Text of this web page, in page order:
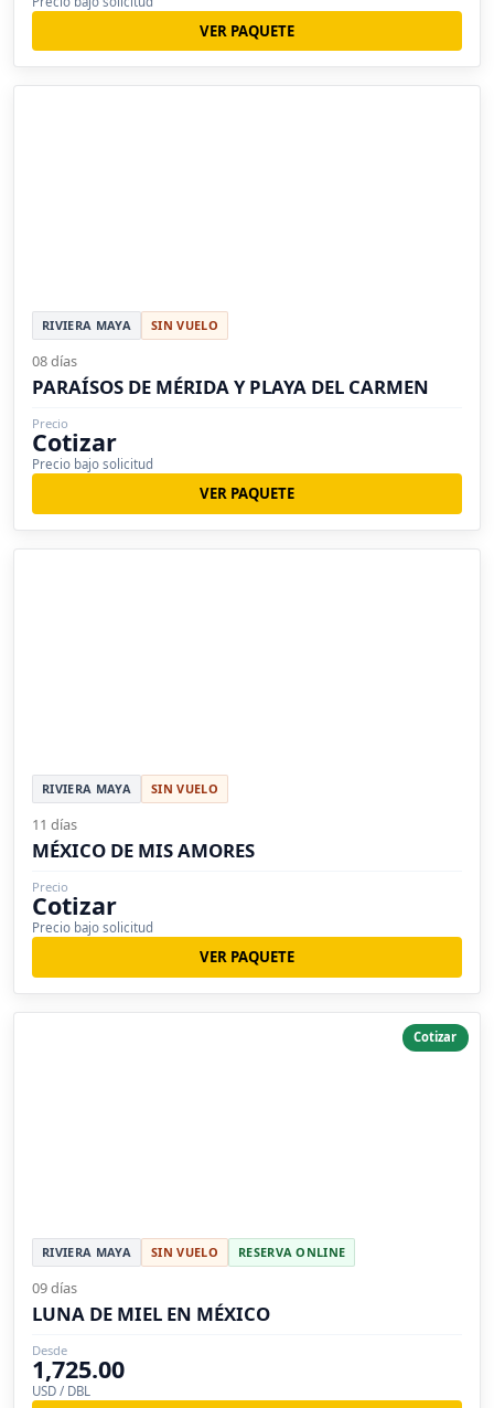
VER PAQUETE
RIVIERA MAYA SIN VUELO
08 días
PARAÍSOS DE MÉRIDA Y PLAYA DEL CARMEN
Precio
Cotizar
Precio bajo solicitud
VER PAQUETE
RIVIERA MAYA SIN VUELO
11 días
MÉXICO DE MIS AMORES
Precio
Cotizar
Precio bajo solicitud
VER PAQUETE
Cotizar
RIVIERA MAYA SIN VUELO RESERVA ONLINE
09 días
LUNA DE MIEL EN MÉXICO
Desde
1,725.00
USD / DBL